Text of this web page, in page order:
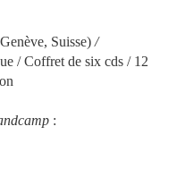
Suisse) /
/ Coffret de six cds / 12
: